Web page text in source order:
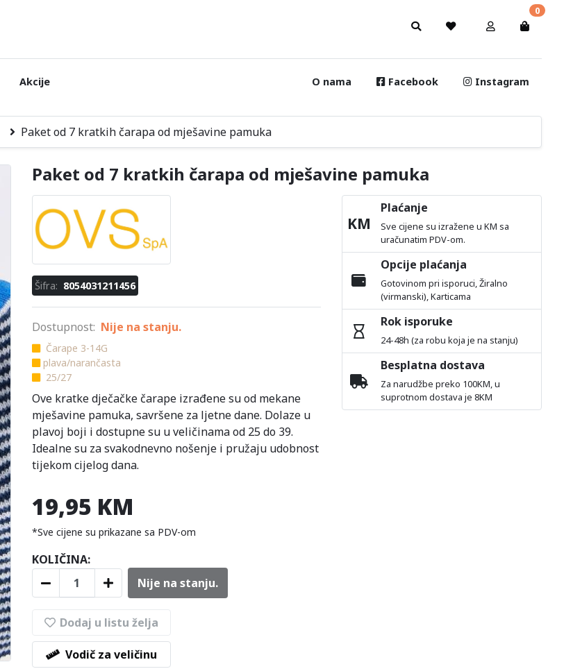
0
Akcije O nama Facebook Instagram
Paket od 7 kratkih čarapa od mješavine pamuka
Paket od 7 kratkih čarapa od mješavine pamuka
Šifra: 8054031211456
Dostupnost: Nije na stanju.
Čarape 3-14G
plava/narančasta
25/27
Ove kratke dječačke čarape izrađene su od mekane
mješavine pamuka, savršene za ljetne dane. Dolaze u
plavoj boji i dostupne su u veličinama od 25 do 39.
Idealne su za svakodnevno nošenje i pružaju udobnost
tijekom cijelog dana.
19,95 KM
*Sve cijene su prikazane sa PDV-om
KOLIČINA:
Nije na stanju.
Dodaj u listu želja
Vodič za veličinu
KM
Plaćanje
Sve cijene su izražene u KM sa
uračunatim PDV-om.
Opcije plaćanja
Gotovinom pri isporuci, Žiralno
(virmanski), Karticama
Rok isporuke
24-48h (za robu koja je na stanju)
Besplatna dostava
Za narudžbe preko 100KM, u
suprotnom dostava je 8KM